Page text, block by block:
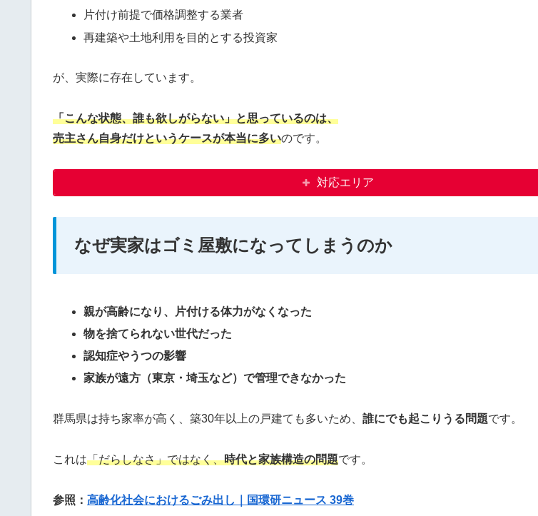
片付け前提で価格調整する業者
再建築や土地利用を目的とする投資家
が、実際に存在しています。
「こんな状態、誰も欲しがらない」と思っているのは、
売主さん自身だけというケースが本当に多いのです。
対応エリア
なぜ実家はゴミ屋敷になってしまうのか
親が高齢になり、片付ける体力がなくなった
物を捨てられない世代だった
認知症やうつの影響
家族が遠方（東京・埼玉など）で管理できなかった
群馬県は持ち家率が高く、築30年以上の戸建ても多いため、 誰にでも起こりうる問題です。
これは「だらしなさ」ではなく、時代と家族構造の問題です。
参照： 高齢化社会におけるごみ出し｜国環研ニュース 39巻